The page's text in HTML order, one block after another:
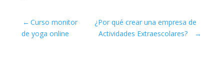
←Curso monitor
de yoga online
¿Por qué crear una empresa de
Actividades Extraescolares?
→